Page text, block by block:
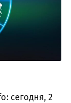
сегодня, 2